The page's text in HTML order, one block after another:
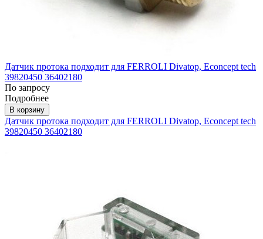
Датчик протока подходит для FERROLI Divatop, Econcept tech
39820450 36402180
По запросу
Подробнее
В корзину
Датчик протока подходит для FERROLI Divatop, Econcept tech
39820450 36402180